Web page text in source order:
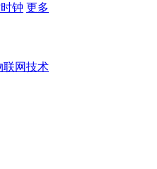
钟 更多
联网技术